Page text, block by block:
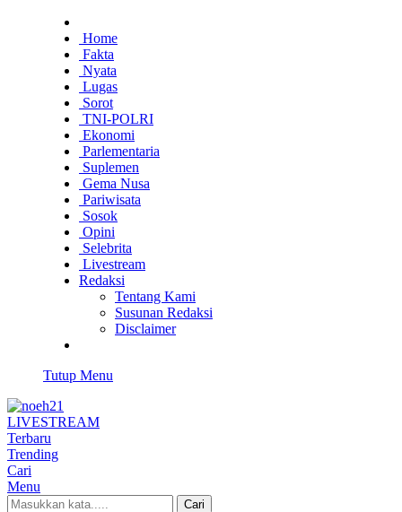
Home
Fakta
Nyata
Lugas
Sorot
TNI-POLRI
Ekonomi
Parlementaria
Suplemen
Gema Nusa
Pariwisata
Sosok
Opini
Selebrita
Livestream
Redaksi
Tentang Kami
Susunan Redaksi
Disclaimer
Tutup Menu
LIVESTREAM
Terbaru
Trending
Cari
Menu
Cari